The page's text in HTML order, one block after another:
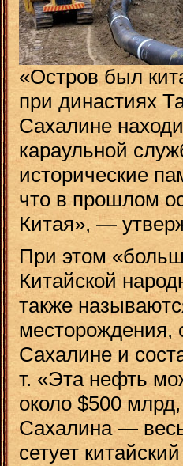
«Остров был
при династиях
Сахалине
караульной
исторические
что в прошлом
Китая», —
При этом
Китайской
также
месторождения,
Сахалине и
т. «Эта нефть
около $500
Сахалина —
сетует